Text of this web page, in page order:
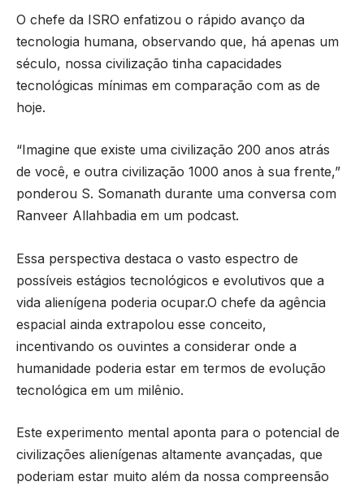
O chefe da ISRO enfatizou o rápido avanço da
tecnologia humana, observando que, há apenas um
século, nossa civilização tinha capacidades
tecnológicas mínimas em comparação com as de
hoje.
“Imagine que existe uma civilização 200 anos atrás
de você, e outra civilização 1000 anos à sua frente,”
ponderou S. Somanath durante uma conversa com
Ranveer Allahbadia em um podcast.
Essa perspectiva destaca o vasto espectro de
possíveis estágios tecnológicos e evolutivos que a
vida alienígena poderia ocupar.O chefe da agência
espacial ainda extrapolou esse conceito,
incentivando os ouvintes a considerar onde a
humanidade poderia estar em termos de evolução
tecnológica em um milênio.
Este experimento mental aponta para o potencial de
civilizações alienígenas altamente avançadas, que
poderiam estar muito além da nossa compreensão